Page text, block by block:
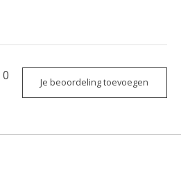
0
Je beoordeling toevoegen